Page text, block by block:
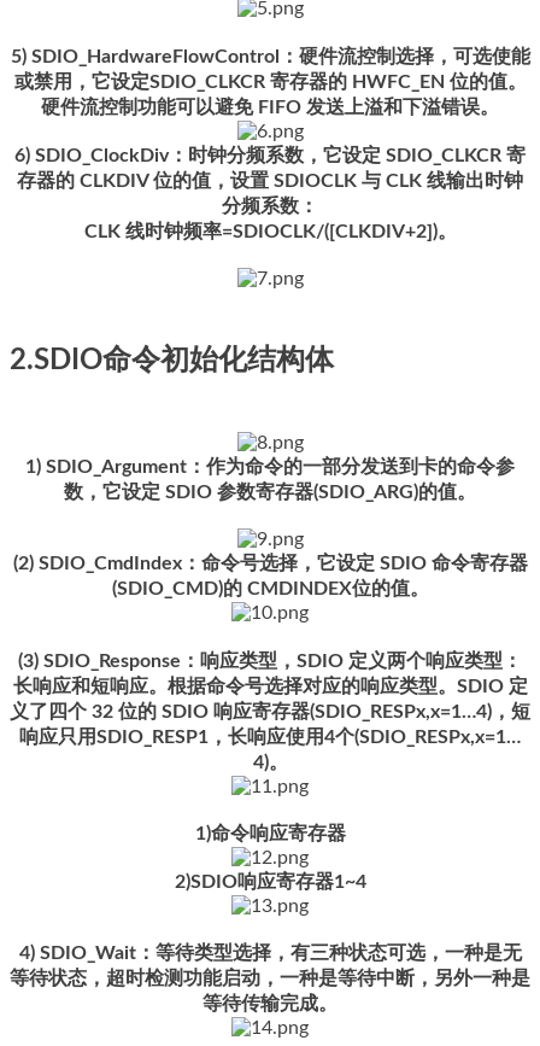
5) SDIO_HardwareFlowControl：硬件流控制选择，可选使能
或禁用，它设定SDIO_CLKCR 寄存器的 HWFC_EN 位的值。
硬件流控制功能可以避免 FIFO 发送上溢和下溢错误。
6) SDIO_ClockDiv：时钟分频系数，它设定 SDIO_CLKCR 寄
存器的 CLKDIV 位的值，设置 SDIOCLK 与 CLK 线输出时钟
分频系数：
CLK 线时钟频率=SDIOCLK/([CLKDIV+2])。
2.SDIO命令初始化结构体
1) SDIO_Argument：作为命令的一部分发送到卡的命令参
数，它设定 SDIO 参数寄存器(SDIO_ARG)的值。
(2) SDIO_CmdIndex：命令号选择，它设定 SDIO 命令寄存器
(SDIO_CMD)的 CMDINDEX位的值。
(3) SDIO_Response：响应类型，SDIO 定义两个响应类型：
长响应和短响应。根据命令号选择对应的响应类型。SDIO 定
义了四个 32 位的 SDIO 响应寄存器(SDIO_RESPx,x=1…4)，短
响应只用SDIO_RESP1，长响应使用4个(SDIO_RESPx,x=1…
4)。
1)命令响应寄存器
2)SDIO响应寄存器1~4
4) SDIO_Wait：等待类型选择，有三种状态可选，一种是无
等待状态，超时检测功能启动，一种是等待中断，另外一种是
等待传输完成。